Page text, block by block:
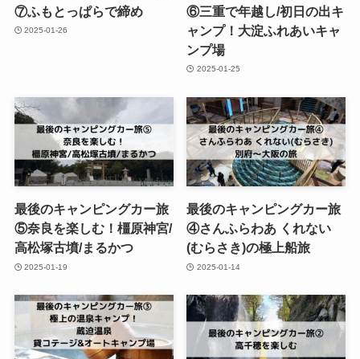
⑦ふもとっぱらで締め
2025-01-26
⑥三重で年越し/初日の出キ
ャンプ！大淀ふれあいキャ
ンプ場
2025-01-25
最後のキャンピングカー旅
⑤奈良を楽しむ！橿原神宮/
高松塚古墳/まるかつ
2025-01-19
最後のキャンピングカー旅
④さんふらわあ くれない
(むらさき)の極上船旅
2025-01-14